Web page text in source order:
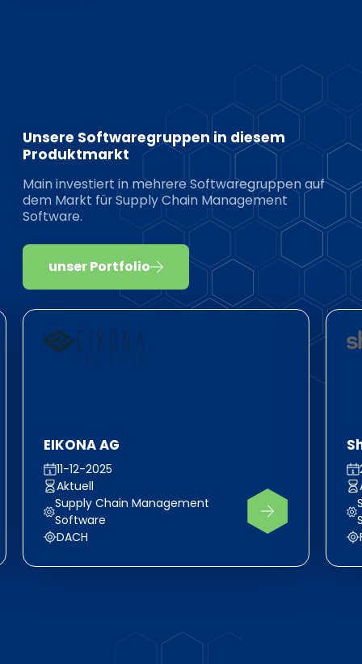
Unsere Softwaregruppen in diesem
Produktmarkt
Main investiert in mehrere Softwaregruppen auf
dem Markt für Supply Chain Management
Software.
unser Portfolio
EIKONA AG
11-12-2025
Aktuell
Supply Chain Management
Software
DACH